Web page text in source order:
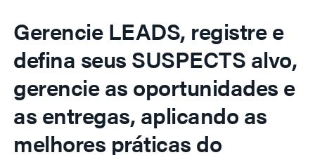
Gerencie LEADS, registre e
defina seus SUSPECTS alvo,
gerencie as oportunidades e
as entregas, aplicando as
melhores práticas do